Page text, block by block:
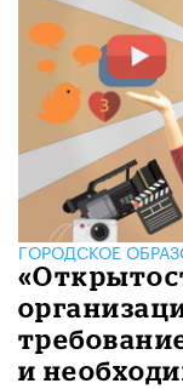
ГОРОДСКОЕ
и